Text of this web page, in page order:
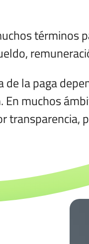
términos
de la paga
En muchos
transparencia,